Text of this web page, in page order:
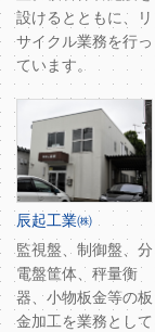
設けるとともに、リ
サイクル業務を行っ
ています。
辰起工業㈱
監視盤、制御盤、分
電盤筐体、秤量衡
器、小物板金等の板
金加工を業務として